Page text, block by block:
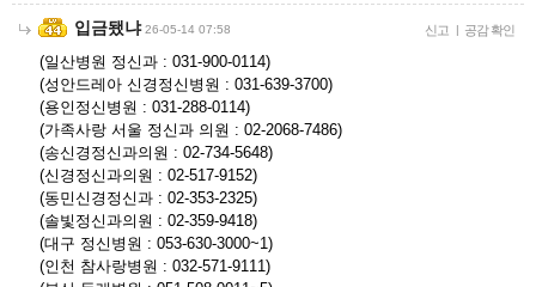
입금됐냐 26-05-14 07:58 신고 | 공감 확인
(일산병원 정신과 : 031-900-0114)
(성안드레아 신경정신병원 : 031-639-3700)
(용인정신병원 : 031-288-0114)
(가족사랑 서울 정신과 의원 : 02-2068-7486)
(송신경정신과의원 : 02-734-5648)
(신경정신과의원 : 02-517-9152)
(동민신경정신과 : 02-353-2325)
(솔빛정신과의원 : 02-359-9418)
(대구 정신병원 : 053-630-3000~1)
(인천 참사랑병원 : 032-571-9111)